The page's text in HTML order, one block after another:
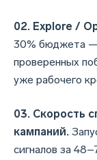
02. Explore /
30% бюджета —
проверенных
уже рабочего
03. Скорость
кампаний.
сигналов за